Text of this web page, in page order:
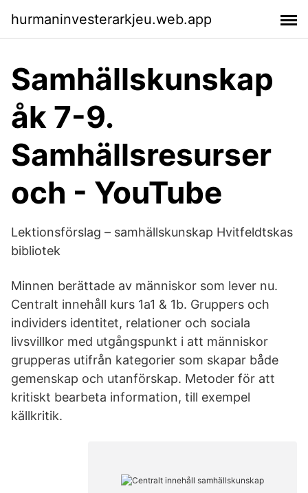
hurmaninvesterarkjeu.web.app
Samhällskunskap
åk 7-9.
Samhällsresurser
och - YouTube
Lektionsförslag – samhällskunskap Hvitfeldtskas
bibliotek
Minnen berättade av människor som lever nu.
Centralt innehåll kurs 1a1 & 1b. Gruppers och
individers identitet, relationer och sociala
livsvillkor med utgångspunkt i att människor
grupperas utifrån kategorier som skapar både
gemenskap och utanförskap. Metoder för att
kritiskt bearbeta information, till exempel
källkritik.